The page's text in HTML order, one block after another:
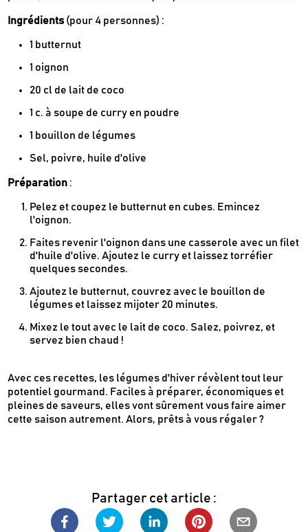
Ingrédients(pour 4 personnes) :
1 butternut
1 oignon
20 cl de lait de coco
1 c. à soupe de curry en poudre
1 bouillon de légumes
Sel, poivre, huile d'olive
Préparation :
Pelez et coupez le butternut en cubes. Emincez
l'oignon.
Faites revenir l'oignon dans une casserole avec un filet
d'huile d'olive. Ajoutez le curry et laissez torréfier
quelques secondes.
Ajoutez le butternut, couvrez avec le bouillon de
légumes et laissez mijoter 20 minutes.
Mixez le tout avec le lait de coco. Salez, poivrez, et
servez bien chaud !
Avec ces recettes, les légumes d'hiver révèlent tout leur
potentiel gourmand. Faciles à préparer, économiques et
pleines de saveurs, elles vont sûrement vous faire aimer
cette saison autrement. Alors, prêts à vous régaler ?
Partager cet article :